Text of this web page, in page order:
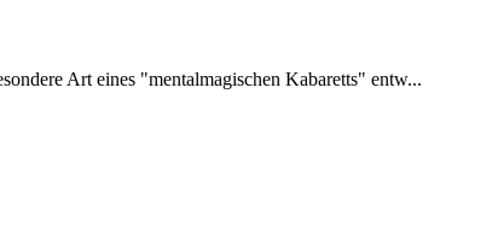
Art eines "mentalmagischen Kabaretts" entw...